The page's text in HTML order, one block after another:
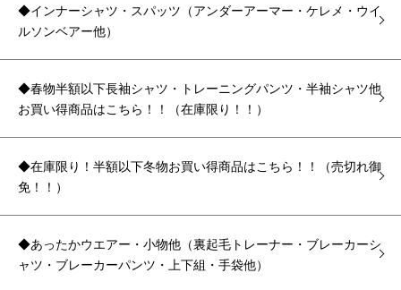
◆インナーシャツ・スパッツ（アンダーアーマー・ケレメ・ウイ
ルソンベアー他）
◆春物半額以下長袖シャツ・トレーニングパンツ・半袖シャツ他
お買い得商品はこちら！！（在庫限り！！）
◆在庫限り！半額以下冬物お買い得商品はこちら！！（売切れ御
免！！）
◆あったかウエアー・小物他（裏起毛トレーナー・ブレーカーシ
ャツ・ブレーカーパンツ・上下組・手袋他）